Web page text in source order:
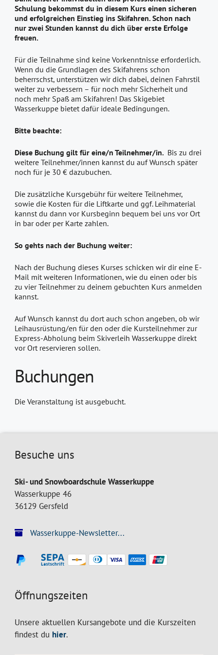
Schulung bekommst du in diesem Kurs einen sicheren
und erfolgreichen Einstieg ins Skifahren. Schon nach
nur zwei Stunden kannst du dich über erste Erfolge
freuen.
Für die Teilnahme sind keine Vorkenntnisse erforderlich.
Wenn du die Grundlagen des Skifahrens schon
beherrschst, unterstützen wir dich dabei, deinen Fahrstil
weiter zu verbessern – für noch mehr Sicherheit und
noch mehr Spaß am Skifahren! Das Skigebiet
Wasserkuppe bietet dafür ideale Bedingungen.
Bitte beachte:
Diese Buchung gilt für eine/n Teilnehmer/in. Bis zu drei
weitere Teilnehmer/innen kannst du auf Wunsch später
noch für je 30 € dazubuchen.
Die zusätzliche Kursgebühr für weitere Teilnehmer,
sowie die Kosten für die Liftkarte und ggf. Leihmaterial
kannst du dann vor Kursbeginn bequem bei uns vor Ort
in bar oder per Karte zahlen.
So gehts nach der Buchung weiter:
Nach der Buchung dieses Kurses schicken wir dir eine E-
Mail mit weiteren Informationen, wie du einen oder bis
zu vier Teilnehmer zu deinem gebuchten Kurs anmelden
kannst.
Auf Wunsch kannst du dort auch schon angeben, ob wir
Leihausrüstung/en für den oder die Kursteilnehmer zur
Express-Abholung beim Skiverleih Wasserkuppe direkt
vor Ort reservieren sollen.
Buchungen
Die Veranstaltung ist ausgebucht.
Besuche uns
Ski- und Snowboardschule Wasserkuppe
Wasserkuppe 46
36129 Gersfeld
Wasserkuppe-Newsletter...
Öffnungszeiten
Unsere aktuellen Kursangebote und die Kurszeiten
findest du hier.